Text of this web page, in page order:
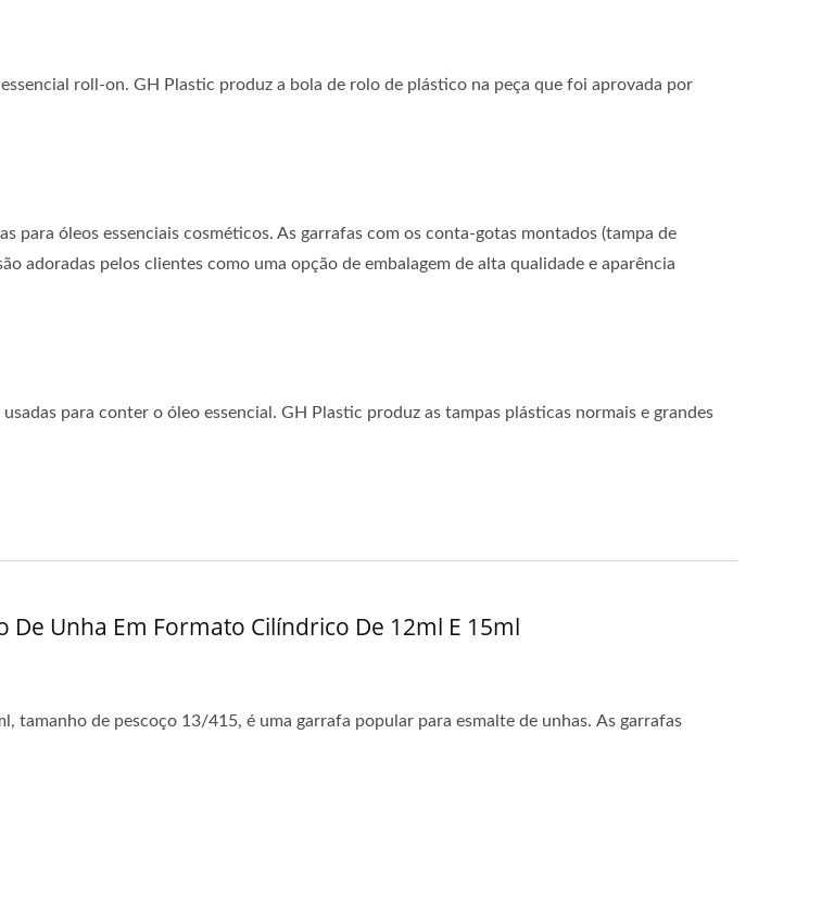
roll-on. GH Plastic produz a bola de rolo de plástico na peça que foi aprovada por
para óleos essenciais cosméticos. As garrafas com os conta-gotas montados (tampa de
adoradas pelos clientes como uma opção de embalagem de alta qualidade e aparência
para conter o óleo essencial. GH Plastic produz as tampas plásticas normais e grandes
De Unha Em Formato Cilíndrico De 12ml E 15ml
tamanho de pescoço 13/415, é uma garrafa popular para esmalte de unhas. As garrafas